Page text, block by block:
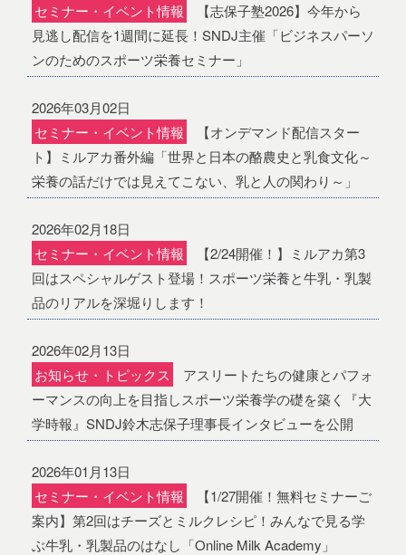
セミナー・イベント情報
【志保子塾2026】今年から
見逃し配信を1週間に延長！SNDJ主催「ビジネスパーソ
ンのためのスポーツ栄養セミナー」
2026年03月02日
セミナー・イベント情報
【オンデマンド配信スター
ト】ミルアカ番外編「世界と日本の酪農史と乳食文化～
栄養の話だけでは見えてこない、乳と人の関わり～」
2026年02月18日
セミナー・イベント情報
【2/24開催！】ミルアカ第3
回はスペシャルゲスト登場！スポーツ栄養と牛乳・乳製
品のリアルを深堀りします！
2026年02月13日
お知らせ・トピックス
アスリートたちの健康とパフォ
ーマンスの向上を目指しスポーツ栄養学の礎を築く『大
学時報』SNDJ鈴木志保子理事長インタビューを公開
2026年01月13日
セミナー・イベント情報
【1/27開催！無料セミナーご
案内】第2回はチーズとミルクレシピ！みんなで見る学
ぶ牛乳・乳製品のはなし「Online Milk Academy」